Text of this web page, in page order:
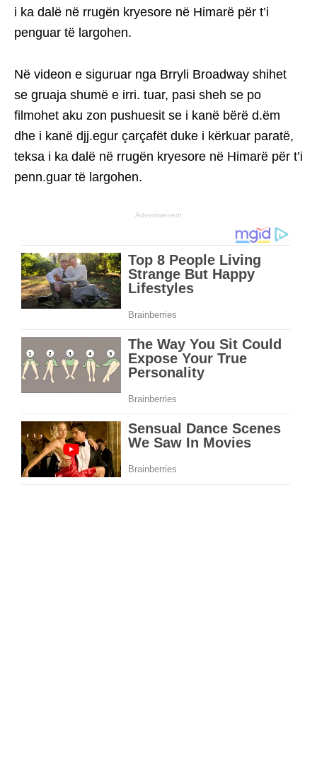
i ka dalë në rrugën kryesore në Himarë për t’i
penguar të largohen.
Në videon e siguruar nga Brryli Broadway shihet
se gruaja shumë e irri. tuar, pasi sheh se po
filmohet aku zon pushuesit se i kanë bërë d.ëm
dhe i kanë djj.egur çarçafët duke i kërkuar paratë,
teksa i ka dalë në rrugën kryesore në Himarë për t’i
penn.guar të largohen.
Advertisement